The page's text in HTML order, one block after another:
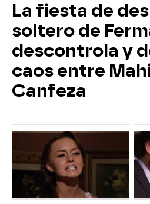
La fiesta de
soltero de
descontrola y
caos entre
Canfeza